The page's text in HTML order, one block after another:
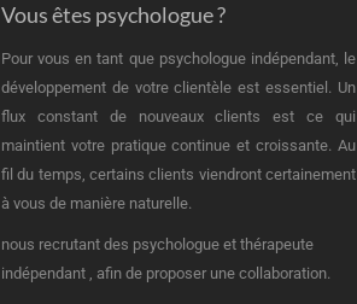
Vous êtes psychologue ?
Pour vous en tant que psychologue indépendant, le
développement de votre clientèle est essentiel. Un
flux constant de nouveaux clients est ce qui
maintient votre pratique continue et croissante. Au
fil du temps, certains clients viendront certainement
à vous de manière naturelle.
nous recrutant des psychologue et thérapeute
indépendant , afin de proposer une collaboration.